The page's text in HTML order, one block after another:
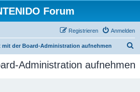
Forum
Anmelden
Registrieren
mit der Board-Administration aufnehmen
c
Administration aufnehmen